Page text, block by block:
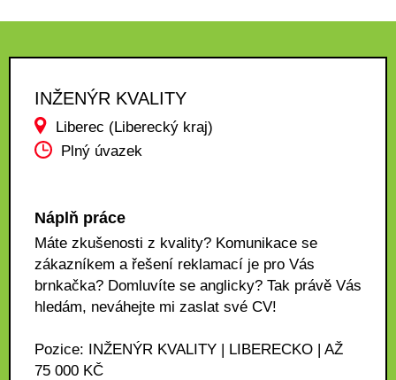
INŽENÝR KVALITY
Liberec (Liberecký kraj)
Plný úvazek
Náplň práce
Máte zkušenosti z kvality? Komunikace se
zákazníkem a řešení reklamací je pro Vás
brnkačka? Domluvíte se anglicky? Tak právě Vás
hledám, neváhejte mi zaslat své CV!
Pozice: INŽENÝR KVALITY | LIBERECKO | AŽ
75 000 KČ